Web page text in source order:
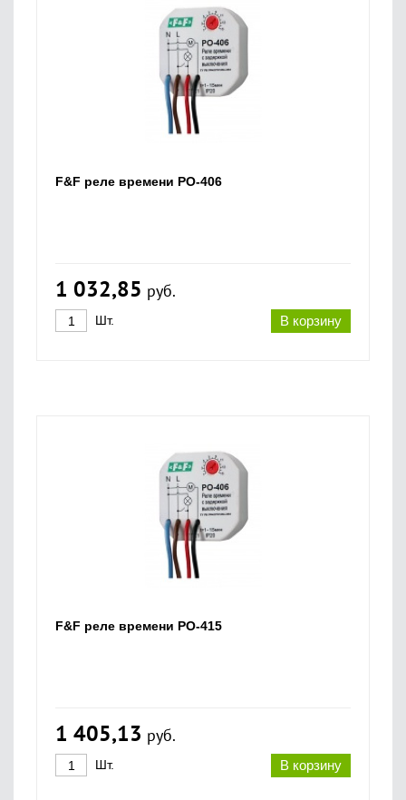
F&F реле времени PO-406
1 032,85 руб.
В корзину
Шт.
F&F реле времени PO-415
1 405,13 руб.
В корзину
Шт.